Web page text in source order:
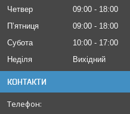
Четвер
09:00
18:00
Пʼятниця
09:00
18:00
Субота
10:00
17:00
Неділя
Вихідний
КОНТАКТИ